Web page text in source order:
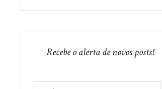
Recebe o alerta de novos posts!